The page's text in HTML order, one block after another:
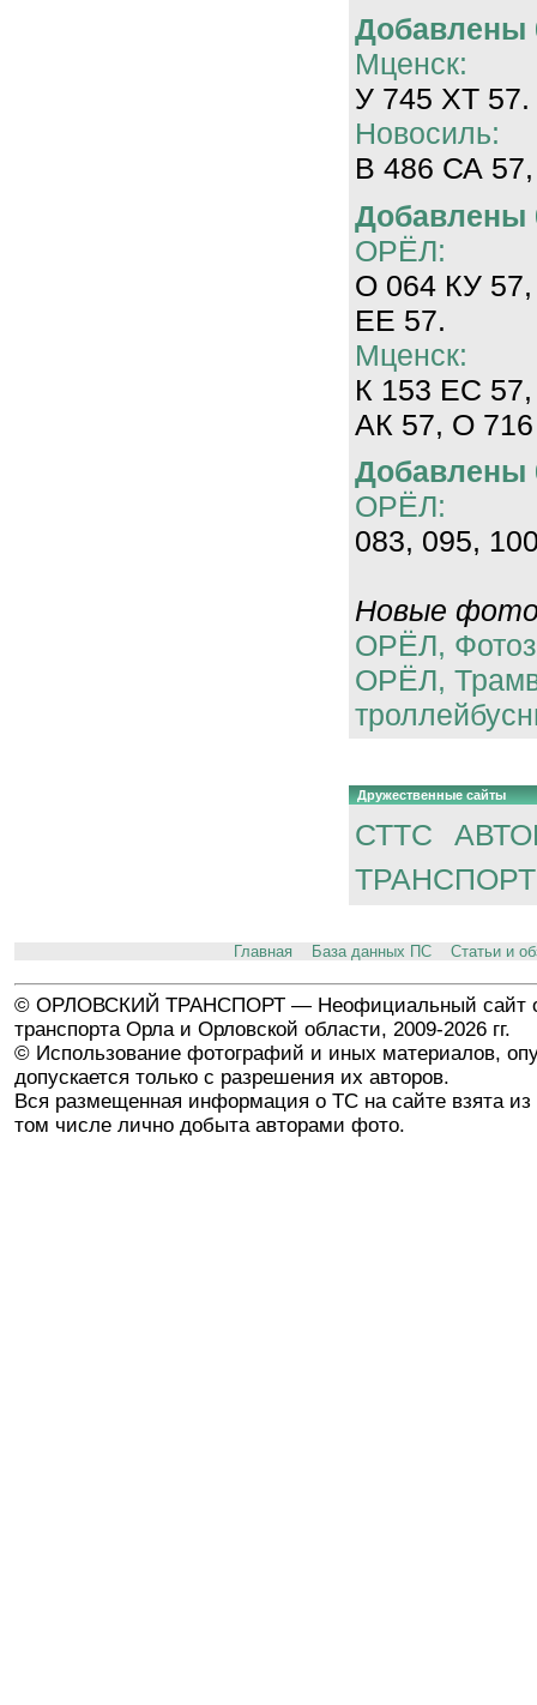
Добавлены
Мценск:
У 745 ХТ 57.
Новосиль:
В 486 СА
Добавлены
ОРЁЛ:
О 064 КУ
ЕЕ 57.
Мценск:
К 153 ЕС
АК 57, О
Добавлены
ОРЁЛ:
083, 095,
Новые
ОРЁЛ,
ОРЁЛ,
Дружественные сайты
СТТС
ТРАНСПОРТ
Главная База данных ПС Статьи и
© ОРЛОВСКИЙ ТРАНСПОРТ — Неофициальный сайт
транспорта Орла и Орловской области, 2009-2026 гг.
© Использование фотографий и иных материалов,
допускается только с разрешения их авторов.
Вся размещенная информация о ТС на сайте взята из
том числе лично добыта авторами фото.